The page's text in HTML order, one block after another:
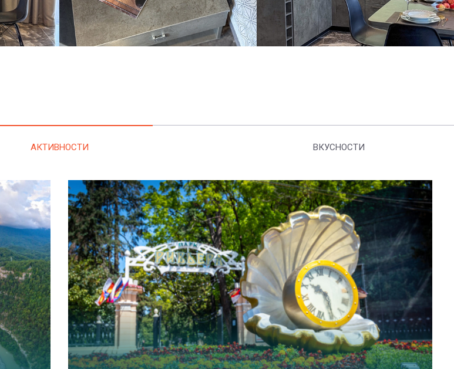
АКТИВНОСТИ ВКУСНОСТИ